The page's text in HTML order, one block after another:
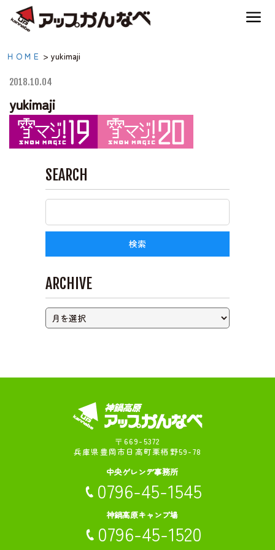
yukimaji|【公式】アップ
かんなべ｜兵庫県豊岡
市・関西 アウトドア・
キャンプ場・熱気球・高
原アクティビティ
夏のスキー場も「かなり遊べる」！
神鍋高原アクティビティ
宿泊案内
ＨＯＭＥ > yukimaji
2018.10.04
yukimaji
SEARCH
ARCHIVE
〒669-5372
兵庫県豊岡市日高町栗栖野59-78
中央ゲレンデ事務所
0796-45-1545
神鍋高原キャンプ場
0796-45-1520